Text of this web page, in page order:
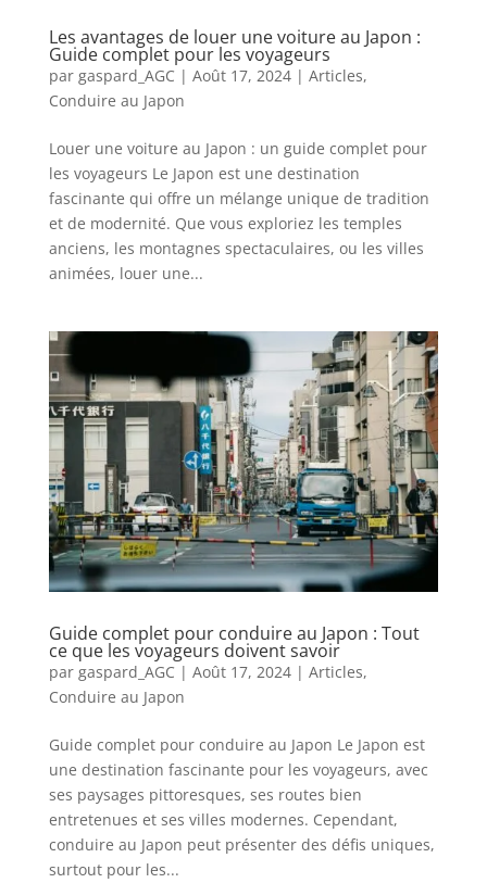
Les avantages de louer une voiture au Japon :
Guide complet pour les voyageurs
par gaspard_AGC | Août 17, 2024| Articles,
Conduire au Japon
Louer une voiture au Japon : un guide complet pour
les voyageurs Le Japon est une destination
fascinante qui offre un mélange unique de tradition
et de modernité. Que vous exploriez les temples
anciens, les montagnes spectaculaires, ou les villes
animées, louer une...
Guide complet pour conduire au Japon : Tout
ce que les voyageurs doivent savoir
par gaspard_AGC | Août 17, 2024| Articles,
Conduire au Japon
Guide complet pour conduire au Japon Le Japon est
une destination fascinante pour les voyageurs, avec
ses paysages pittoresques, ses routes bien
entretenues et ses villes modernes. Cependant,
conduire au Japon peut présenter des défis uniques,
surtout pour les...